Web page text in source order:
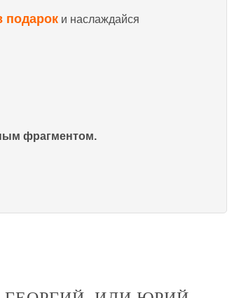
подарок и наслаждайся
фрагментом.